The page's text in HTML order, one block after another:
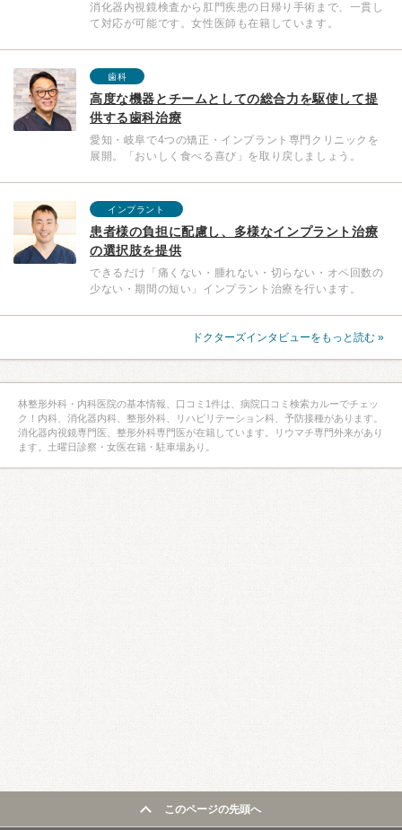
消化器内視鏡検査から肛門疾患の日帰り手術まで、一貫し
て対応が可能です。女性医師も在籍しています。
歯科
高度な機器とチームとしての総合力を駆使して提
供する歯科治療
愛知・岐阜で4つの矯正・インプラント専門クリニックを
展開。「おいしく食べる喜び」を取り戻しましょう。
インプラント
患者様の負担に配慮し、多様なインプラント治療
の選択肢を提供
できるだけ「痛くない・腫れない・切らない・オペ回数の
少ない・期間の短い」インプラント治療を行います。
ドクターズインタビューをもっと読む »
林整形外科・内科医院の基本情報、口コミ1件は、病院口コミ検索カルーでチェッ
ク！内科、消化器内科、整形外科、リハビリテーション科、予防接種があります。
消化器内視鏡専門医、整形外科専門医が在籍しています。リウマチ専門外来があり
ます。土曜日診察・女医在籍・駐車場あり。
このページの先頭へ